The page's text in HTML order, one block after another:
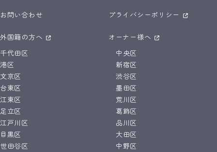
お問い合わせ プライバシーポリシー
外国籍の方へ
オーナー様へ
千代田区
中央区
港区
新宿区
文京区
渋谷区
台東区
墨田区
江東区
荒川区
足立区
葛飾区
江戸川区
品川区
目黒区
大田区
世田谷区
中野区